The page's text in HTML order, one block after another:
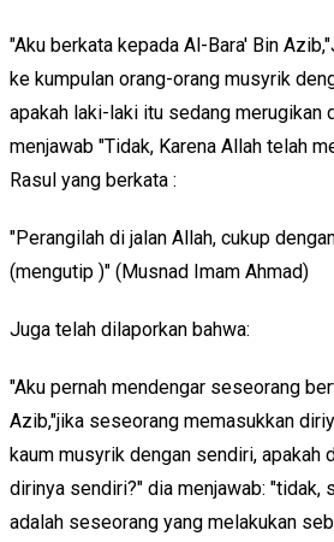
"Aku berkata kepada Al-Bara' Bin
ke kumpulan orang-orang musyrik
apakah laki-laki itu sedang merugikan
menjawab "Tidak, Karena Allah telah
Rasul yang berkata :
"Perangilah di jalan Allah, cukup
(mengutip )" (Musnad Imam Ahmad)
Juga telah dilaporkan bahwa:
"Aku pernah mendengar seseorang
Azib,"jika seseorang memasukkan
kaum musyrik dengan sendiri, apakah
dirinya sendiri?" dia menjawab: "tidak,
adalah seseorang yang melakukan